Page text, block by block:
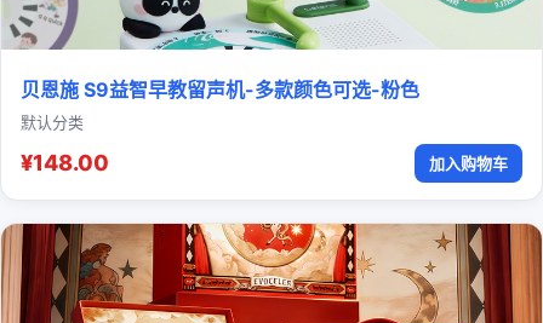
贝恩施 S9益智早教留声机-多款颜色可选-粉色
默认分类
¥148.00 加入购物车